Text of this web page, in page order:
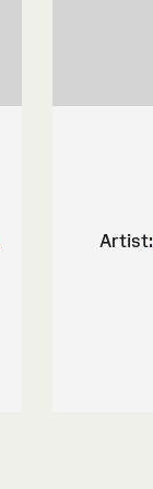
Artist: